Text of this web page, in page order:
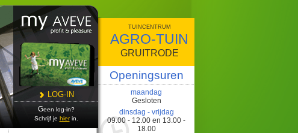
TUINCENTRUM
AGRO-TUIN
GRUITRODE
LOG-IN
Geen log-in?
Schrijf je hierin.
Openingsuren
maandag
Gesloten
dinsdag - vrijdag
09.00 - 12.00 en 13.00 -
18.00